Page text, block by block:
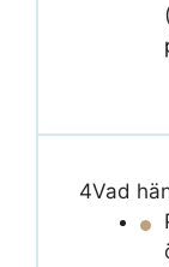
(
4Vad